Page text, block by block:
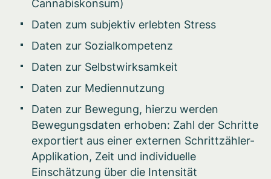
Cannabiskonsum)
Daten zum subjektiv erlebten Stress
Daten zur Sozialkompetenz
Daten zur Selbstwirksamkeit
Daten zur Mediennutzung
Daten zur Bewegung, hierzu werden
Bewegungsdaten erhoben: Zahl der Schritte
exportiert aus einer externen Schrittzähler-
Applikation, Zeit und individuelle
Einschätzung über die Intensität